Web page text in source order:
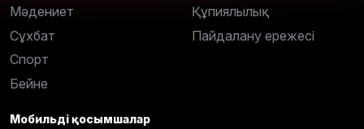
Мәдениет
Сұхбат
Спорт
Бейне
Құпиялылық
Пайдалану ережесі
Мобильді қосымшалар